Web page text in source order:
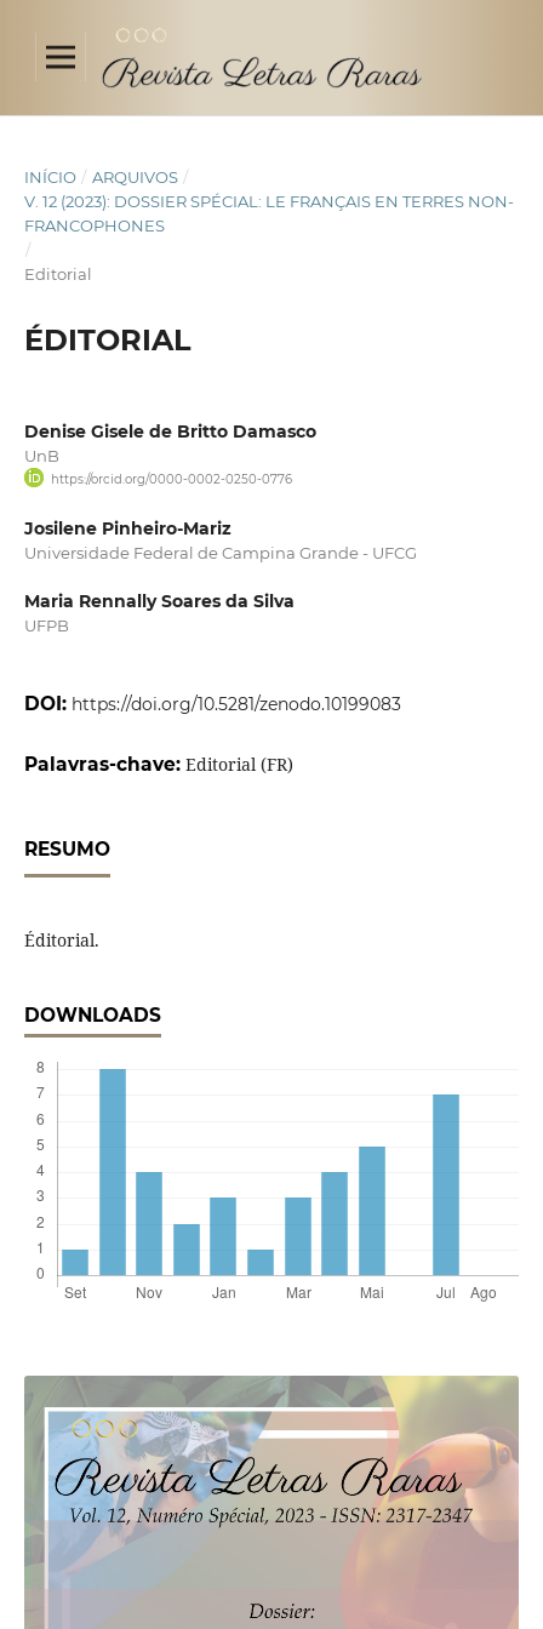
INÍCIO / ARQUIVOS /
V. 12 (2023): DOSSIER SPÉCIAL: LE FRANÇAIS EN TERRES NON-
FRANCOPHONES
/
Editorial
ÉDITORIAL
Denise Gisele de Britto Damasco
UnB
https://orcid.org/0000-0002-0250-0776
Josilene Pinheiro-Mariz
Universidade Federal de Campina Grande - UFCG
Maria Rennally Soares da Silva
UFPB
DOI: https://doi.org/10.5281/zenodo.10199083
Palavras-chave: Editorial (FR)
RESUMO
Éditorial.
DOWNLOADS